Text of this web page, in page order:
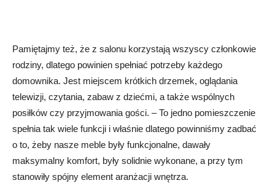
Pamiętajmy też, że z salonu korzystają wszyscy członkowie
rodziny, dlatego powinien spełniać potrzeby każdego
domownika. Jest miejscem krótkich drzemek, oglądania
telewizji, czytania, zabaw z dziećmi, a także wspólnych
posiłków czy przyjmowania gości. – To jedno pomieszczenie
spełnia tak wiele funkcji i właśnie dlatego powinniśmy zadbać
o to, żeby nasze meble były funkcjonalne, dawały
maksymalny komfort, były solidnie wykonane, a przy tym
stanowiły spójny element aranżacji wnętrza.